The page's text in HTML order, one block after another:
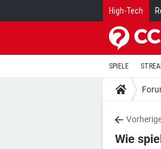
High-Tech
SPIELE
Wie